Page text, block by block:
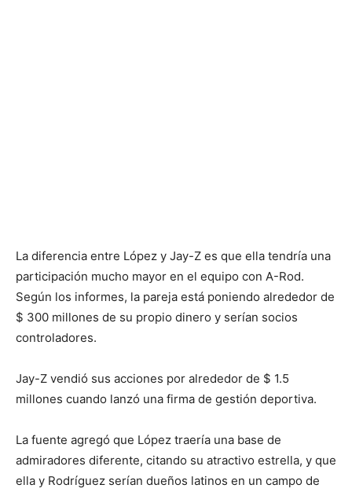
La diferencia entre López y Jay-Z es que ella tendría una
participación mucho mayor en el equipo con A-Rod.
Según los informes, la pareja está poniendo alrededor de
$ 300 millones de su propio dinero y serían socios
controladores.
Jay-Z vendió sus acciones por alrededor de $ 1.5
millones cuando lanzó una firma de gestión deportiva.
La fuente agregó que López traería una base de
admiradores diferente, citando su atractivo estrella, y que
ella y Rodríguez serían dueños latinos en un campo de